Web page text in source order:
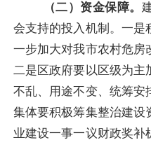
（二）资金保障。
会支持的投入机制。一是
一步加大对我市农村危房
二是区政府要以区级为主
不乱、用途不变、统筹安
集体要积极筹集整治建设
业建设一事一议财政奖补